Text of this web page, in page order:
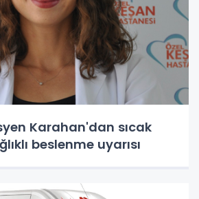
Karahan'dan sıcak
beslenme uyarısı